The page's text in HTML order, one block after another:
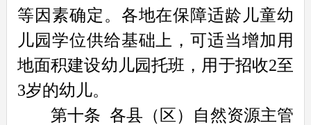
等因素确定。各地在保障适龄儿童幼
儿园学位供给基础上，可适当增加用
地面积建设幼儿园托班，用于招收2至
3岁的幼儿。
第十条 各县（区）自然资源主管